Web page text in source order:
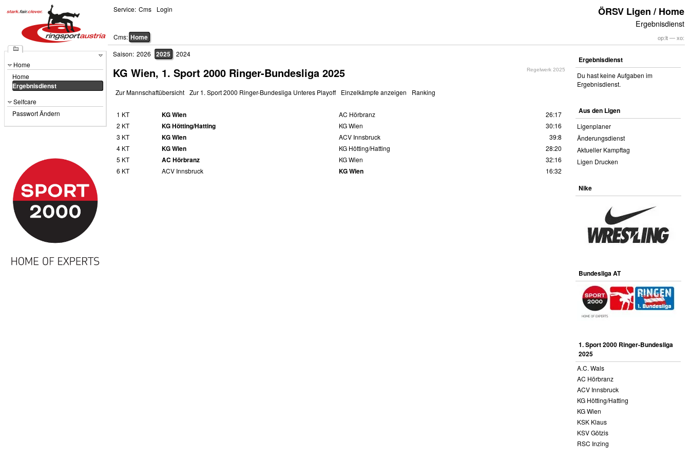
ÖRSV Ligen / Home
Ergebnisdienst
op:lt — xo:
Cms: Home
Service: Cms Login
Home
Home
Ergebnisdienst
Selfcare
Passwort Ändern
Saison: 2026 2025 2024
KG Wien, 1. Sport 2000 Ringer-Bundesliga 2025 Regelwerk 2025
Zur Mannschaftübersicht Zur 1. Sport 2000 Ringer-Bundesliga Unteres Playoff Einzelkämpfe anzeigen Ranking
1 KT KG Wien AC Hörbranz
26:17
2 KT
KG Hötting/Hatting KG Wien
30:16
3 KT
KG Wien ACV Innsbruck
39:8
4 KT
KG Wien KG Hötting/Hatting
28:20
5 KT
AC Hörbranz KG Wien
32:16
6 KT
ACV Innsbruck KG Wien 16:32
Ergebnisdienst
Du hast keine Aufgaben im
Ergebnisdienst.
Aus den Ligen
Ligenplaner
Änderungsdienst
Aktueller Kampftag
Ligen Drucken
Nike
Bundesliga AT
1. Sport 2000 Ringer-Bundesliga
2025
A.C. Wals
AC Hörbranz
ACV Innsbruck
KG Hötting/Hatting
KG Wien
KSK Klaus
KSV Götzis
RSC Inzing